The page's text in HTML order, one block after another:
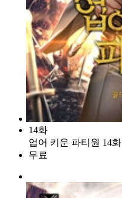
14화
업어 키운 파티원 14화
무료